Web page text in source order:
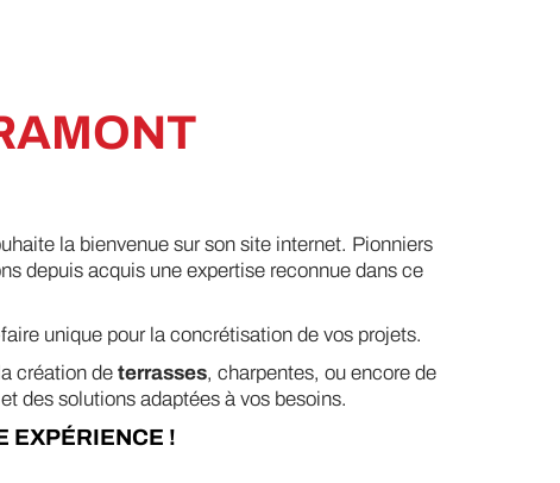
la bienvenue sur son site internet. Pionniers
depuis acquis une expertise reconnue dans ce
unique pour la concrétisation de vos projets.
création de terrasses, charpentes, ou encore de
des solutions adaptées à vos besoins.
EXPÉRIENCE !